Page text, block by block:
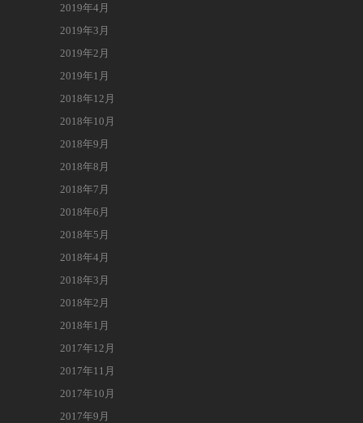
2019年4月
2019年3月
2019年2月
2019年1月
2018年12月
2018年10月
2018年9月
2018年8月
2018年7月
2018年6月
2018年5月
2018年4月
2018年3月
2018年2月
2018年1月
2017年12月
2017年11月
2017年10月
2017年9月